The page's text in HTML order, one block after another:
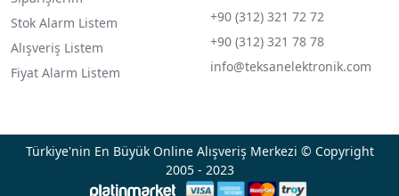
Stok Alarm Listem
Alışveriş Listem
Fiyat Alarm Listem
+90 (312) 321 72 72
+90 (312) 321 78 78
info@teksanelektronik.com
Türkiye'nin En Büyük Online Alışveriş Merkezi © Copyright
2005 - 2023